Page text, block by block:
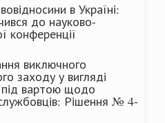
в Україні:
до науково-
конференції
виключного
заходу у вигляді
вартою щодо
Рішення № 4-